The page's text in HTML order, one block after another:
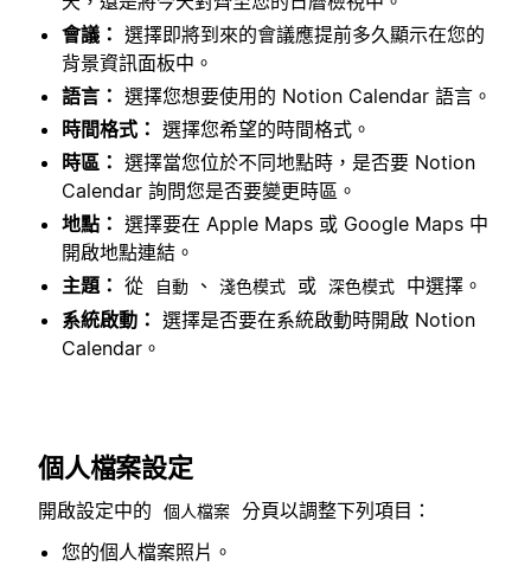
會議： 選擇即將到來的會議應提前多久顯示在您的
背景資訊面板中。
語言： 選擇您想要使用的 Notion Calendar 語言。
時間格式： 選擇您希望的時間格式。
時區： 選擇當您位於不同地點時，是否要 Notion
Calendar 詢問您是否要變更時區。
地點： 選擇要在 Apple Maps 或 Google Maps 中
開啟地點連結。
主題： 從 自動 、 淺色模式 或 深色模式
中選擇。
系統啟動： 選擇是否要在系統啟動時開啟 Notion
Calendar。
個人檔案設定
開啟設定中的 個人檔案 分頁以調整下列項目：
您的個人檔案照片。